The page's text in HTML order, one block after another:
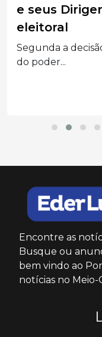
e seus
eleitoral
Segunda a
do poder...
Encontre as
Busque ou
bem vindo ao
notícias no Meio-